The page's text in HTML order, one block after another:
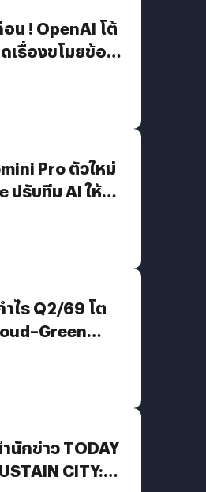
! OpenAI โต้
เรื่องขโมยข้อมูล
Pro ตัวใหม่
ปรับทีม AI ให้
ำไร Q2/69 โต
รื่อง New
นักข่าว TODAY
CITY: